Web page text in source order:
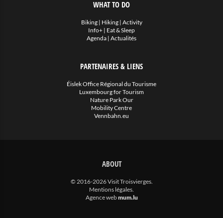
WHAT TO DO
Biking| Hiking| Activity
Info+ | Eat & Sleep
Agenda | Actualités
PARTENAIRES & LIENS
Éislek Office Régional du Tourisme
Luxembourg for Tourism
Nature Park Our
Mobility Centre
Vennbahn.eu
ABOUT
© 2016-2026 Visit Troisvierges.
Mentions légales.
Agence webmum.lu